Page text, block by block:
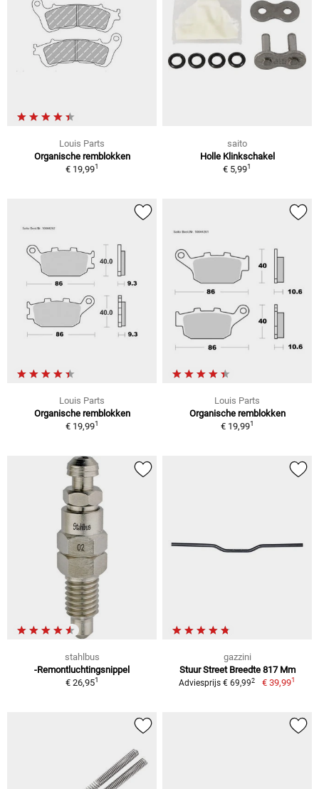
Louis Parts
Organische remblokken
€ 19,991
saito
Holle Klinkschakel
€ 5,991
Louis Parts
Organische remblokken
€ 19,991
Louis Parts
Organische remblokken
€ 19,991
stahlbus
-Remontluchtingsnippel
€ 26,951
gazzini
Stuur Street Breedte 817 Mm
Adviesprijs € 69,992 € 39,991